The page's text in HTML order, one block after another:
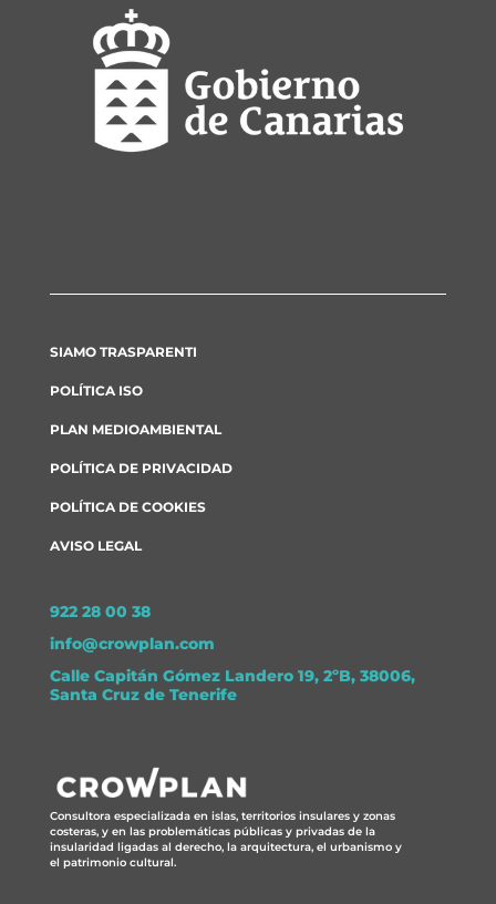
SIAMO TRASPARENTI
POLÍTICA ISO
PLAN MEDIOAMBIENTAL
POLÍTICA DE PRIVACIDAD
POLÍTICA DE COOKIES
AVISO LEGAL
922 28 00 38
info@crowplan.com
Calle Capitán Gómez Landero 19, 2ºB, 38006,
Santa Cruz de Tenerife
Consultora especializada en islas, territorios insulares y zonas
costeras, y en las problemáticas públicas y privadas de la
insularidad ligadas al derecho, la arquitectura, el urbanismo y
el patrimonio cultural.